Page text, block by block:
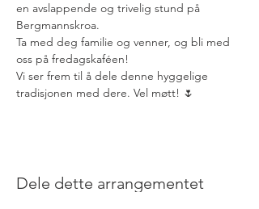
en avslappende og trivelig stund på
Bergmannskroa.
Ta med deg familie og venner, og bli med
oss på fredagskaféen!
Vi ser frem til å dele denne hyggelige
tradisjonen med dere. Vel møtt! 🌷
Dele dette arrangementet